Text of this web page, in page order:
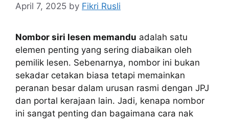
April 7, 2025 by Fikri Rusli
Nombor siri lesen memandu adalah satu
elemen penting yang sering diabaikan oleh
pemilik lesen. Sebenarnya, nombor ini bukan
sekadar cetakan biasa tetapi memainkan
peranan besar dalam urusan rasmi dengan JPJ
dan portal kerajaan lain. Jadi, kenapa nombor
ini sangat penting dan bagaimana cara nak